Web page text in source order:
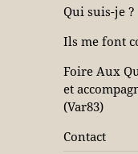
Qui suis-je ?
Ils me font
Foire Aux
et
(Var83)
Contact